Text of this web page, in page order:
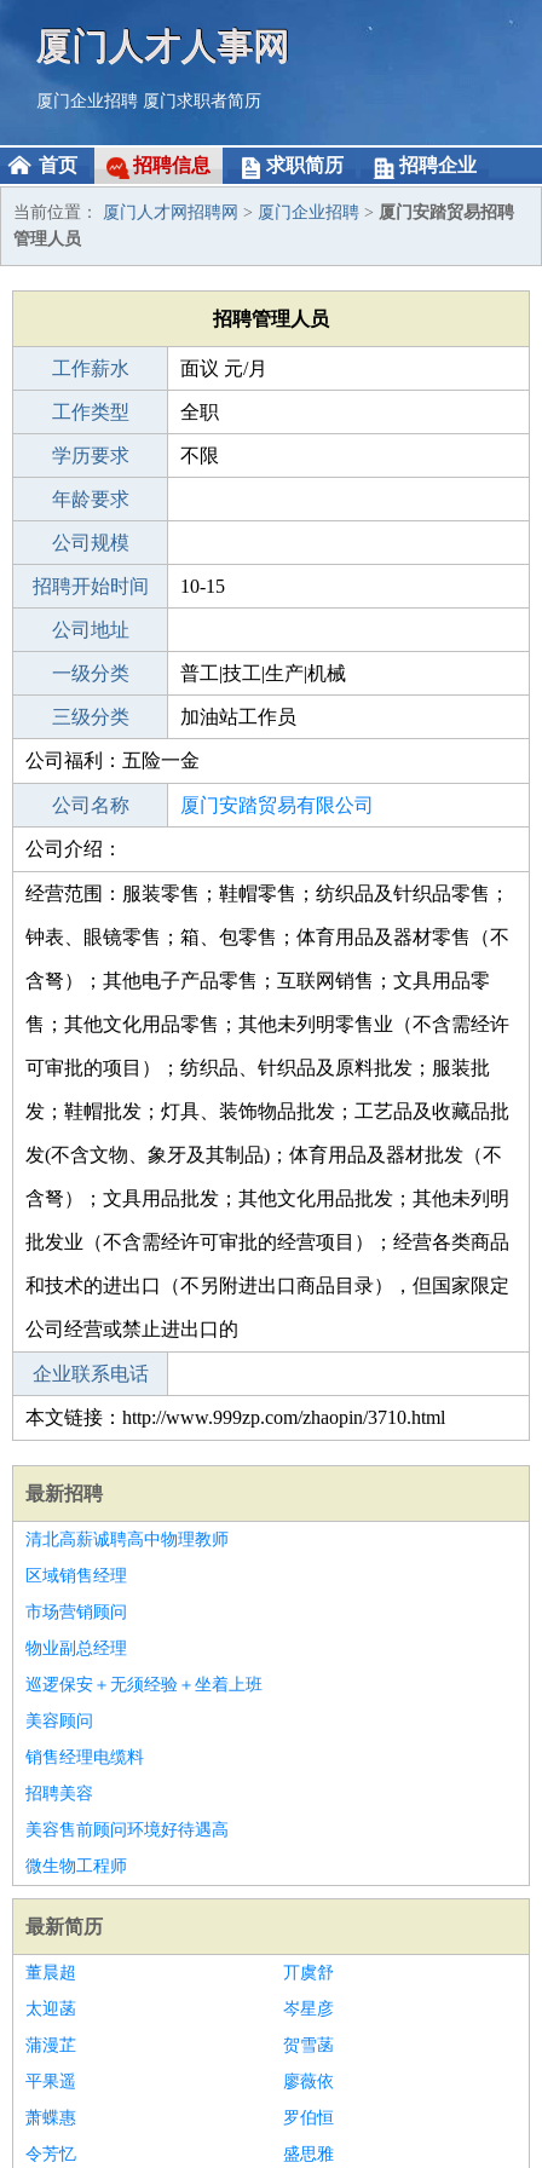
厦门人才人事网
厦门企业招聘 厦门求职者简历
首页 招聘信息 求职简历 招聘企业
当前位置： 厦门人才网招聘网 > 厦门企业招聘 > 厦门安踏贸易招聘
管理人员
招聘管理人员
工作薪水 面议 元/月
招聘人数 1人
工作类型 全职
性别要求 -
学历要求 不限
工作经验
年龄要求
工作地点
公司规模
公司电话
招聘开始时间 10-15
招聘结束时间
公司地址
一级分类 普工|技工|生产|机械
二级分类 汽车制造
三级分类 加油站工作员
其他行业 制药/生物工程/医护
公司福利：五险一金
公司名称 厦门安踏贸易有限公司
公司类型
公司介绍：
经营范围：服装零售；鞋帽零售；纺织品及针织品零售；
钟表、眼镜零售；箱、包零售；体育用品及器材零售（不
含弩）；其他电子产品零售；互联网销售；文具用品零
售；其他文化用品零售；其他未列明零售业（不含需经许
可审批的项目）；纺织品、针织品及原料批发；服装批
发；鞋帽批发；灯具、装饰物品批发；工艺品及收藏品批
发(不含文物、象牙及其制品)；体育用品及器材批发（不
含弩）；文具用品批发；其他文化用品批发；其他未列明
批发业（不含需经许可审批的经营项目）；经营各类商品
和技术的进出口（不另附进出口商品目录），但国家限定
公司经营或禁止进出口的
企业联系电话
本文链接：http://www.999zp.com/zhaopin/3710.html
最新招聘
清北高薪诚聘高中物理教师
区域销售经理
市场营销顾问
物业副总经理
巡逻保安＋无须经验＋坐着上班
美容顾问
销售经理电缆料
招聘美容
美容售前顾问环境好待遇高
微生物工程师
最新简历
董晨超
丌虞舒
太迎菡
岑星彦
蒲漫芷
贺雪菡
平果遥
廖薇依
萧蝶惠
罗伯恒
令芳忆
盛思雅